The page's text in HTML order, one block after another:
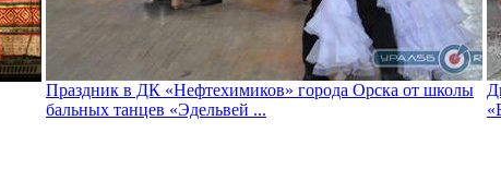
Праздник в ДК «Нефтехимиков» города Орска от школы
бальных танцев «Эдельвей ...